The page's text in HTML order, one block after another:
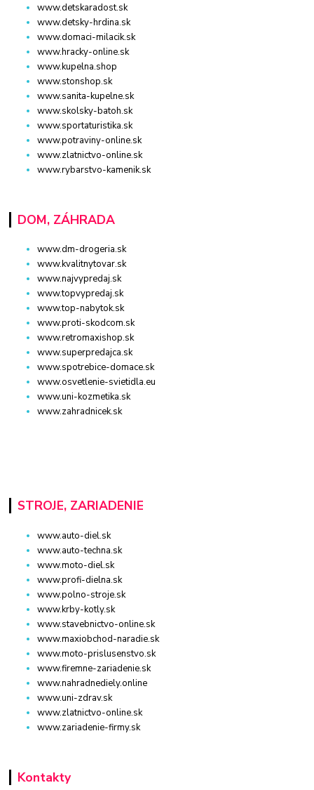
www.detskaradost.sk
www.detsky-hrdina.sk
www.domaci-milacik.sk
www.hracky-online.sk
www.kupelna.shop
www.stonshop.sk
www.sanita-kupelne.sk
www.skolsky-batoh.sk
www.sportaturistika.sk
www.potraviny-online.sk
www.zlatnictvo-online.sk
www.rybarstvo-kamenik.sk
DOM, ZÁHRADA
www.dm-drogeria.sk
www.kvalitnytovar.sk
www.najvypredaj.sk
www.topvypredaj.sk
www.top-nabytok.sk
www.proti-skodcom.sk
www.retromaxishop.sk
www.superpredajca.sk
www.spotrebice-domace.sk
www.osvetlenie-svietidla.eu
www.uni-kozmetika.sk
www.zahradnicek.sk
STROJE, ZARIADENIE
www.auto-diel.sk
www.auto-techna.sk
www.moto-diel.sk
www.profi-dielna.sk
www.polno-stroje.sk
www.krby-kotly.sk
www.stavebnictvo-online.sk
www.maxiobchod-naradie.sk
www.moto-prislusenstvo.sk
www.firemne-zariadenie.sk
www.nahradnediely.online
www.uni-zdrav.sk
www.zlatnictvo-online.sk
www.zariadenie-firmy.sk
Kontakty